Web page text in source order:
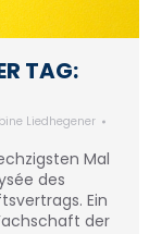
TAG:
Liedhegener
Mal
des
Ein
der